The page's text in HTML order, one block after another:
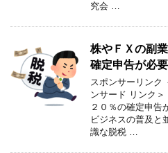
究会 …
株やＦＸの副
確定申告が必
スポンサーリンク
ンサード リンク
２０％の確定申告
ビジネスの普及と
識な脱税 …